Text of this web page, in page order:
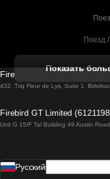
Поезд
Показать
Firebird GT Limited (OC
432, Triq Fleur de Lys, Suite 1,
Firebird GT Limited
Unit G 15/F Tal Building 49 Austin
Pусский